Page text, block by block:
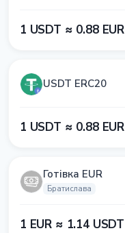
1​ USDT ≈ 0​.8​8​ EUR
USDT ERC20
1​ USDT ≈ 0​.8​8​ EUR
Готівка EUR
Братислава
1​ EUR ≈ 1​.1​4​ USDT